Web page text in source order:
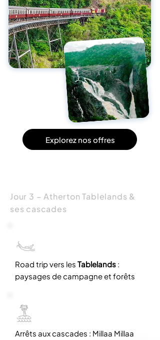
Explorez nos offres
Jour 3 – Atherton Tablelands &
ses cascades
Road trip vers les Tablelands :
paysages de campagne et forêts
Arrêts aux cascades : Millaa Millaa